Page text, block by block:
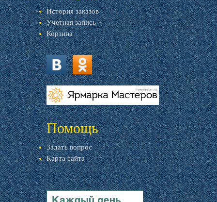
История заказов
Учетная запись
Корзина
vk.com ok.ru
livemaster.ru
Помощь
Задать вопрос
Карта сайта